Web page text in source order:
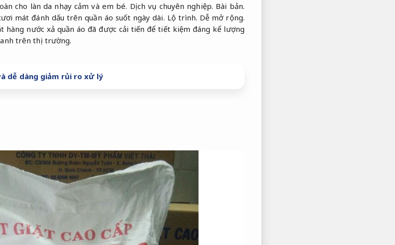
cho làn da nhạy cảm và em bé. Dịch vụ chuyên nghiệp. Bài bản.
mát đánh dấu trên quần áo suốt ngày dài. Lộ trình. Dễ mở rộng.
hàng nước xả quần áo đã được cải tiến để tiết kiệm đáng kể lượng
trên thị trường.
dễ dàng giảm rủi ro xử lý